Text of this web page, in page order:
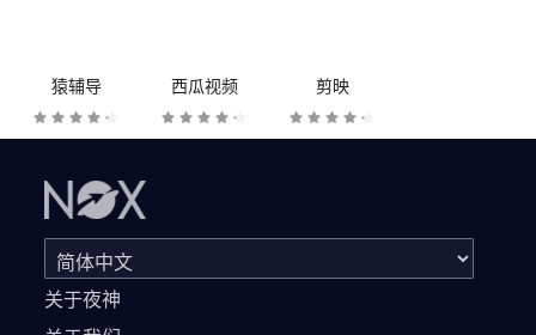
猿辅导 西瓜视频 剪映
关于夜神